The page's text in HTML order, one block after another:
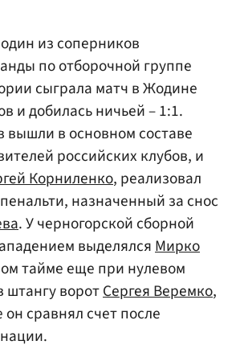
из соперников
по отборочной группе
сыграла матч в Жодине
и добилась ничьей – 1:1.
вышли в основном составе
российских клубов, и
Корниленко, реализовал
назначенный за снос
. У черногорской сборной
выделялсяМирко
тайме еще при нулевом
штангу воротСергея Веремко,
сравнял счет после